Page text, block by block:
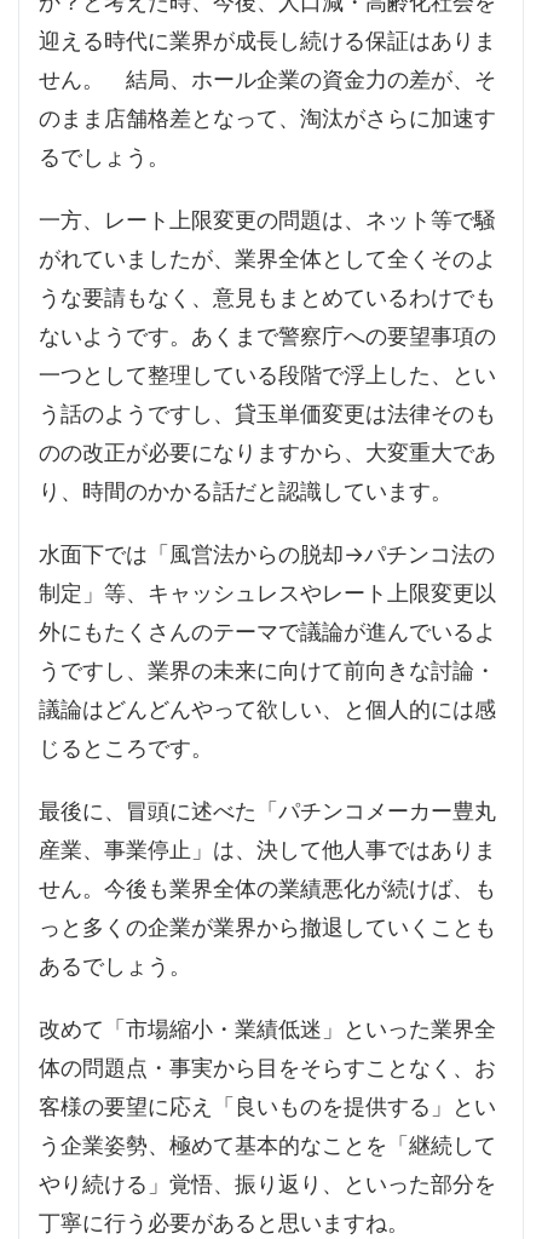
迎える時代に業界が成長し続ける保証はありま
せん。 結局、ホール企業の資金力の差が、そ
のまま店舗格差となって、淘汰がさらに加速す
るでしょう。
一方、レート上限変更の問題は、ネット等で騒
がれていましたが、業界全体として全くそのよ
うな要請もなく、意見もまとめているわけでも
ないようです。あくまで警察庁への要望事項の
一つとして整理している段階で浮上した、とい
う話のようですし、貸玉単価変更は法律そのも
のの改正が必要になりますから、大変重大であ
り、時間のかかる話だと認識しています。
水面下では「風営法からの脱却→パチンコ法の
制定」等、キャッシュレスやレート上限変更以
外にもたくさんのテーマで議論が進んでいるよ
うですし、業界の未来に向けて前向きな討論・
議論はどんどんやって欲しい、と個人的には感
じるところです。
最後に、冒頭に述べた「パチンコメーカー豊丸
産業、事業停止」は、決して他人事ではありま
せん。今後も業界全体の業績悪化が続けば、も
っと多くの企業が業界から撤退していくことも
あるでしょう。
改めて「市場縮小・業績低迷」といった業界全
体の問題点・事実から目をそらすことなく、お
客様の要望に応え「良いものを提供する」とい
う企業姿勢、極めて基本的なことを「継続して
やり続ける」覚悟、振り返り、といった部分を
丁寧に行う必要があると思いますね。